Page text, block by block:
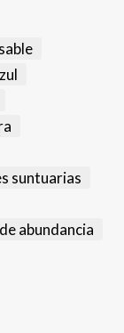
suntuarias
abundancia